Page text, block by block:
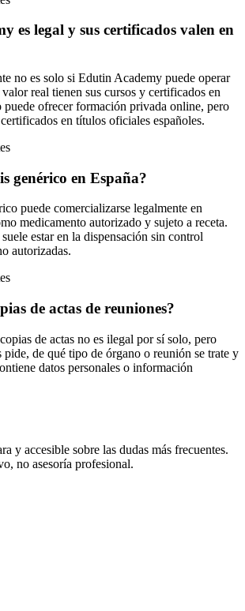
es legal y sus certificados valen en
no es solo si Edutin Academy puede operar
real tienen sus cursos y certificados en
ofrecer formación privada online, pero
en títulos oficiales españoles.
genérico en España?
puede comercializarse legalmente en
medicamento autorizado y sujeto a receta.
estar en la dispensación sin control
autorizadas.
de actas de reuniones?
de actas no es ilegal por sí solo, pero
pide, de qué tipo de órgano o reunión se trate y
datos personales o información
y accesible sobre las dudas más frecuentes.
no asesoría profesional.